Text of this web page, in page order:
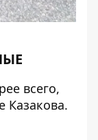
всего,
Казакова.